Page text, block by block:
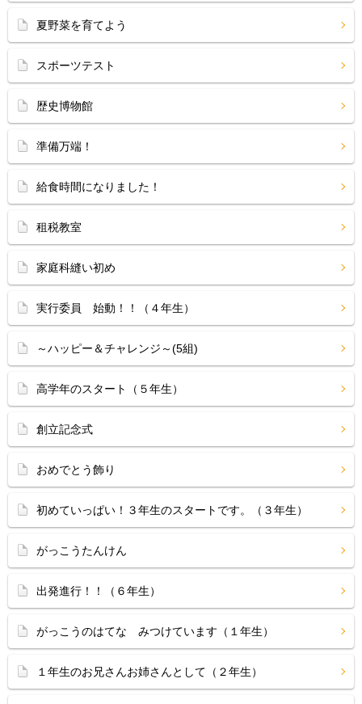
夏野菜を育てよう
スポーツテスト
歴史博物館
準備万端！
給食時間になりました！
租税教室
家庭科縫い初め
実行委員 始動！！（４年生）
～ハッピー＆チャレンジ～(5組)
高学年のスタート（５年生）
創立記念式
おめでとう飾り
初めていっぱい！３年生のスタートです。（３年生）
がっこうたんけん
出発進行！！（６年生）
がっこうのはてな みつけています（１年生）
１年生のお兄さんお姉さんとして（２年生）